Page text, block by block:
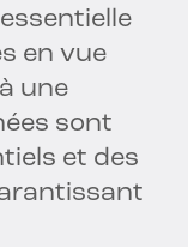
en vue
une
sont
et des